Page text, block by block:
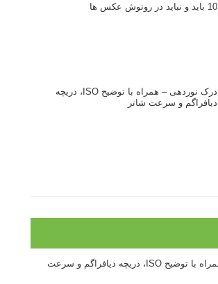
10 باید و نباید در روتوش عکس ها
درک نوردهی – همراه با توضیح ISO، دریچه
دیافراگم و سرعت شاتر
درک نوردهی – همراه با توضیح ISO، دریچه دیافراگم و سرعت